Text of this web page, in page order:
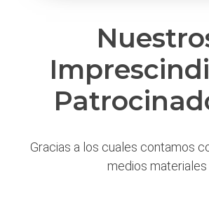
Gracias a los cuales contamos
medios materiales